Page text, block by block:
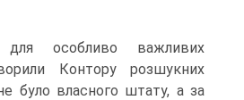
особливо важливих
Контору розшукних
було власного штату, а за